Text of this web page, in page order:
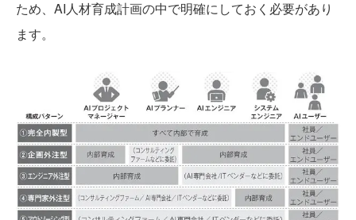
ため、AI人材育成計画の中で明確にしておく必要があり
ます。